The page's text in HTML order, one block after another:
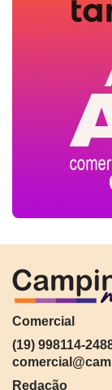
Comercial
(19) 998114-
Redação